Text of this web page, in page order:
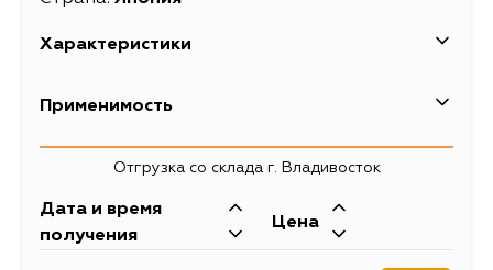
Характеристики
EAN-13
Длина упаковки, мм
Масса, кг 0.1
Применимость
Toyota
Кузов Двигатель
AT150, AT151, CT150, ST150, ST151,
2CL, 4AELU, 3ALU,
Отгрузка со склада г. Владивосток
Дата и время
получения
Цена